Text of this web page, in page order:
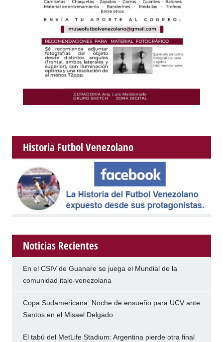
Historia Futbol Venezolano
Noticias Recientes
En el CSIV de Guanare se juega el Mundial de la
comunidad italo-venezolana
Copa Sudamericana: Noche de ensueño para UCV ante
Santos en el Misael Delgado
El tabú del MetLife Stadium: Argentina pierde otra final